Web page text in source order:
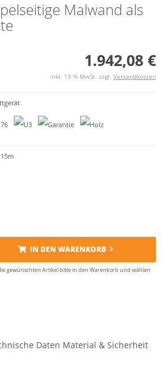
Malwand als
1.942,08 €
inkl. 19 % MwSt. zzgl. Versandkosten
IN DEN WARENKORB
gewünschten Artikel bitte in den Warenkorb und wählen
Daten Material & Sicherheit